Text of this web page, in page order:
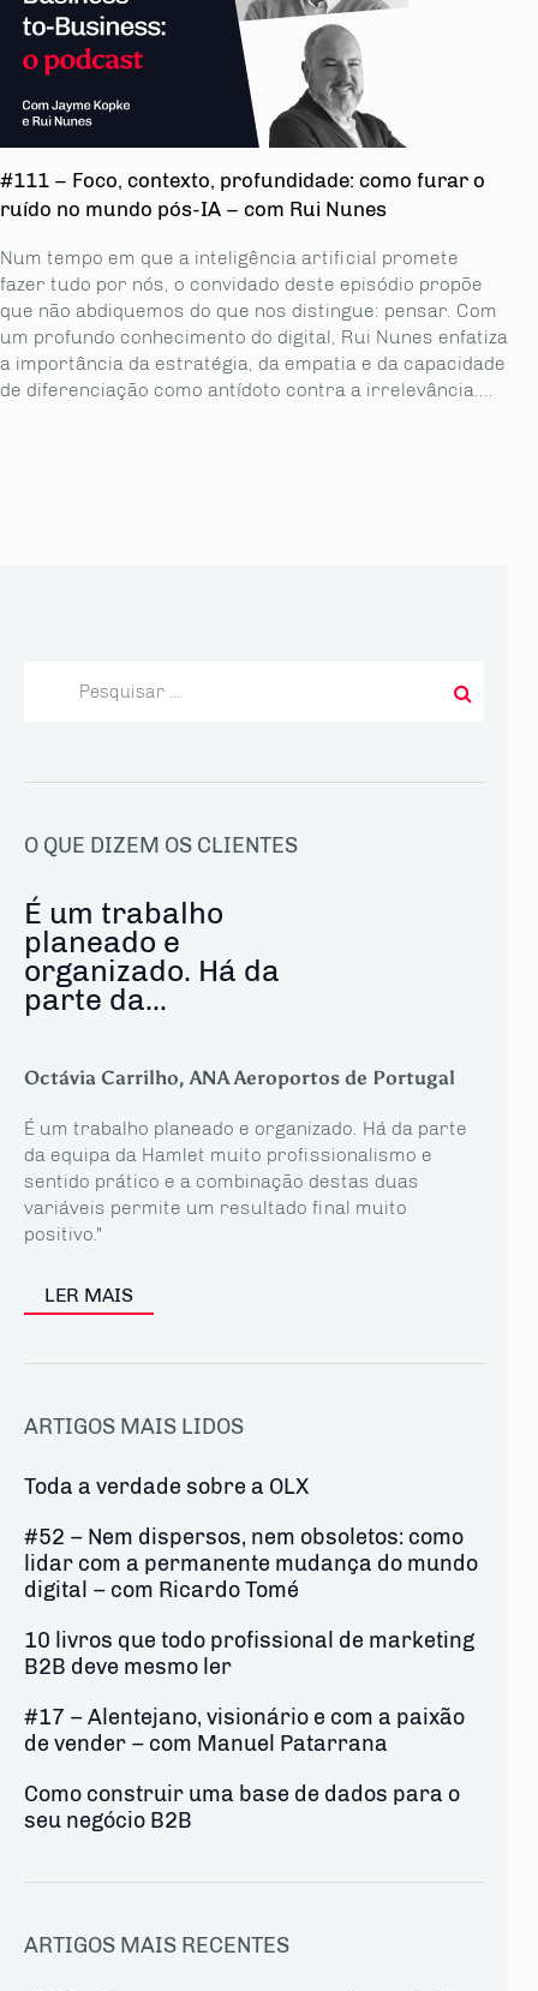
#111 – Foco, contexto, profundidade: como furar o
ruído no mundo pós-IA – com Rui Nunes
Num tempo em que a inteligência artificial promete
fazer tudo por nós, o convidado deste episódio propõe
que não abdiquemos do que nos distingue: pensar. Com
um profundo conhecimento do digital, Rui Nunes enfatiza
a importância da estratégia, da empatia e da capacidade
de diferenciação como antídoto contra a irrelevância....
O QUE DIZEM OS CLIENTES
É um trabalho
planeado e
organizado. Há da
parte da...
Octávia Carrilho, ANA Aeroportos de Portugal
É um trabalho planeado e organizado. Há da parte
da equipa da Hamlet muito profissionalismo e
sentido prático e a combinação destas duas
variáveis permite um resultado final muito
positivo."
LER MAIS
ARTIGOS MAIS LIDOS
Toda a verdade sobre a OLX
#52 – Nem dispersos, nem obsoletos: como
lidar com a permanente mudança do mundo
digital – com Ricardo Tomé
10 livros que todo profissional de marketing
B2B deve mesmo ler
#17 – Alentejano, visionário e com a paixão
de vender – com Manuel Patarrana
Como construir uma base de dados para o
seu negócio B2B
ARTIGOS MAIS RECENTES